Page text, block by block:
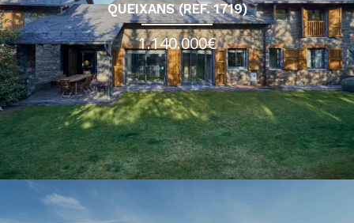
QUEIXANS (REF. 1719)
1.140.000€